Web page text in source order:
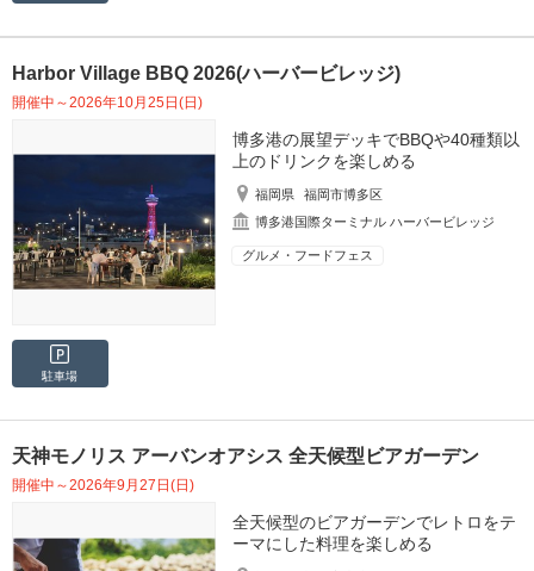
Harbor Village BBQ 2026(ハーバービレッジ)
開催中～2026年10月25日(日)
博多港の展望デッキでBBQや40種類以
上のドリンクを楽しめる
福岡県
福岡市博多区
博多港国際ターミナル ハーバービレッジ
グルメ・フードフェス
駐車場
天神モノリス アーバンオアシス 全天候型ビアガーデン
開催中～2026年9月27日(日)
全天候型のビアガーデンでレトロをテ
ーマにした料理を楽しめる